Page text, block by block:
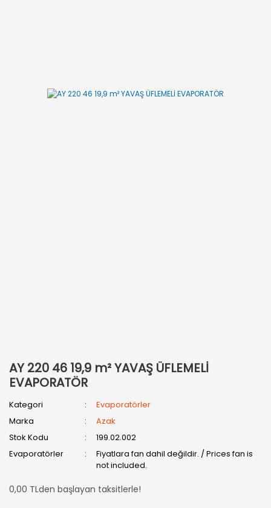
AY 220 46 19,9 m² YAVAŞ ÜFLEMELİ
EVAPORATÖR
Kategori
Evaporatörler
Marka
Azak
Stok Kodu
199.02.002
Evaporatörler
Fiyatlara fan dahil değildir. / Prices fan is
not included.
0,00 TLden başlayan taksitlerle!